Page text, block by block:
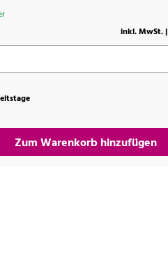
inkl. MwSt. |
Zum Warenkorb hinzufügen